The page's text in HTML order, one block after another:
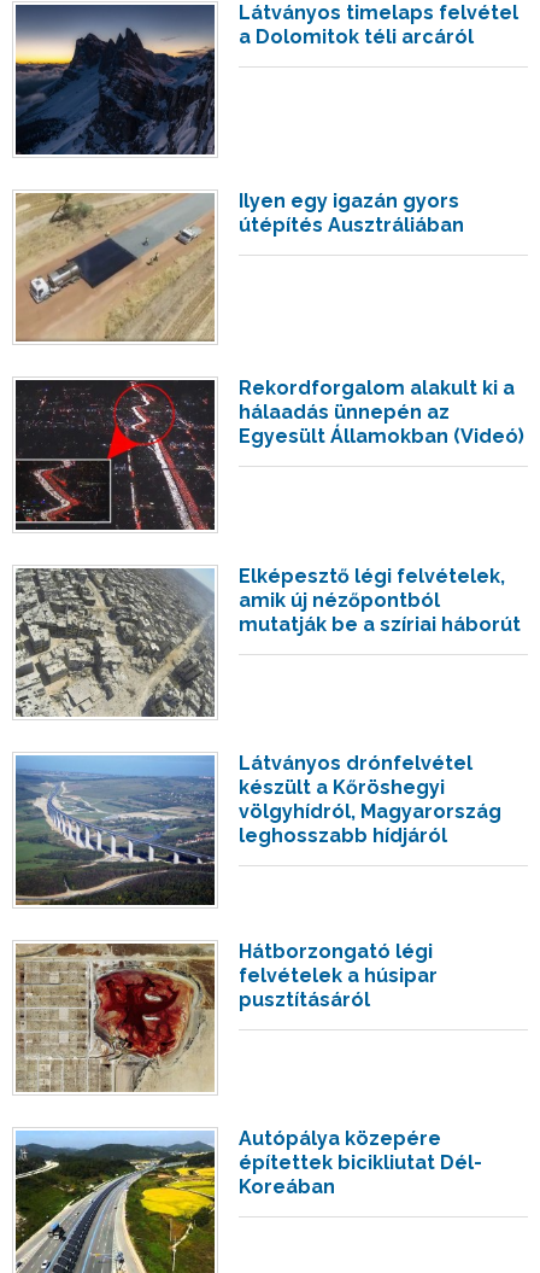
Látványos timelaps felvétel
a Dolomitok téli arcáról
Ilyen egy igazán gyors
útépítés Ausztráliában
Rekordforgalom alakult ki a
hálaadás ünnepén az
Egyesült Államokban (Videó)
Elképesztő légi felvételek,
amik új nézőpontból
mutatják be a szíriai háborút
Látványos drónfelvétel
készült a Kőröshegyi
völgyhídról, Magyarország
leghosszabb hídjáról
Hátborzongató légi
felvételek a húsipar
pusztításáról
Autópálya közepére
építettek bicikliutat Dél-
Koreában